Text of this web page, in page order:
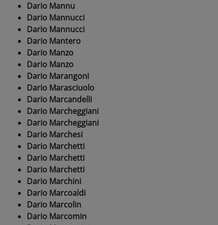
Dario Mannu
Dario Mannucci
Dario Mannucci
Dario Mantero
Dario Manzo
Dario Manzo
Dario Marangoni
Dario Marasciuolo
Dario Marcandelli
Dario Marcheggiani
Dario Marcheggiani
Dario Marchesi
Dario Marchetti
Dario Marchetti
Dario Marchetti
Dario Marchini
Dario Marcoaldi
Dario Marcolin
Dario Marcomin